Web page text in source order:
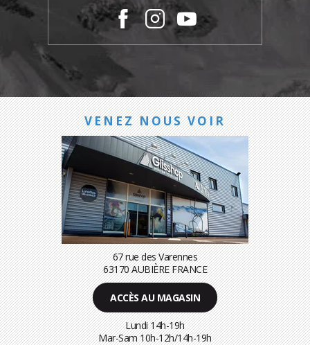
VENEZ NOUS VOIR
67 rue des Varennes
63170 AUBIÈRE FRANCE
ACCÈS AU MAGASIN
Lundi 14h-19h
Mar-Sam 10h-12h/14h-19h